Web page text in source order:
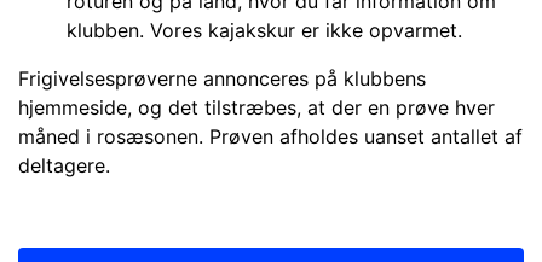
klubben. Vores kajakskur er ikke opvarmet.
Frigivelsesprøverne annonceres på klubbens
hjemmeside, og det tilstræbes, at der en prøve hver
måned i rosæsonen. Prøven afholdes uanset antallet af
deltagere.